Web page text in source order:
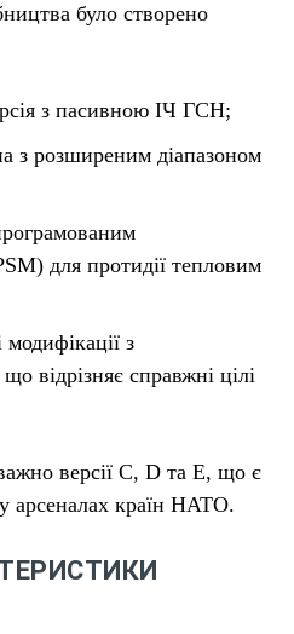
було створено
з пасивною ІЧ ГСН;
з розширеним діапазоном
для протидії тепловим
модифікації з
відрізняє справжні цілі
версії C, D та E, що є
арсеналах країн НАТО.